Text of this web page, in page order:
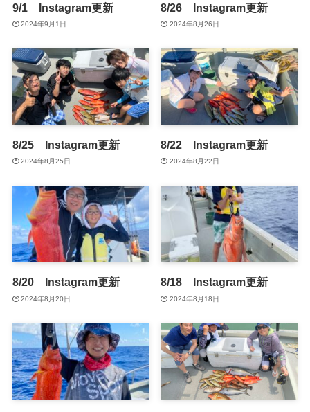
9/1 Instagram更新
2024年9月1日
8/26 Instagram更新
2024年8月26日
8/25 Instagram更新
2024年8月25日
8/22 Instagram更新
2024年8月22日
8/20 Instagram更新
2024年8月20日
8/18 Instagram更新
2024年8月18日